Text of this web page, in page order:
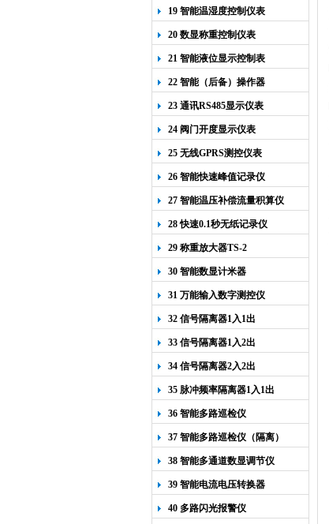
19 智能温湿度控制仪表
20 数显称重控制仪表
21 智能液位显示控制表
22 智能（后备）操作器
23 通讯RS485显示仪表
24 阀门开度显示仪表
25 无线GPRS测控仪表
26 智能快速峰值记录仪
27 智能温压补偿流量积算仪
28 快速0.1秒无纸记录仪
29 称重放大器TS-2
30 智能数显计米器
31 万能输入数字测控仪
32 信号隔离器1入1出
33 信号隔离器1入2出
34 信号隔离器2入2出
35 脉冲频率隔离器1入1出
36 智能多路巡检仪
37 智能多路巡检仪（隔离）
38 智能多通道数显调节仪
39 智能电流电压转换器
40 多路闪光报警仪